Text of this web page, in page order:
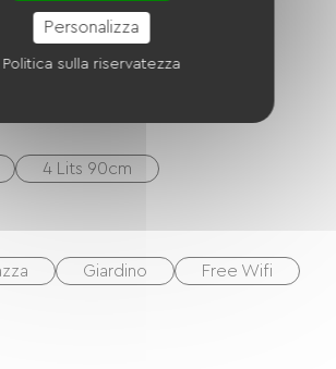
Trasferimento
contanti
(ANCV)
Paypal
4 Lits 90cm
Giardino
Free Wifi
Personalizza
Politica sulla riservatezza